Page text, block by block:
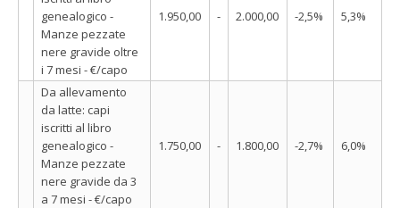
genealogico -
Manze pezzate
nere gravide oltre
i 7 mesi - €/capo
1.950,00 - 2.000,00 -2,5% 5,3%
Da allevamento
da latte: capi
iscritti al libro
genealogico -
Manze pezzate
nere gravide da 3
a 7 mesi - €/capo
1.750,00 - 1.800,00 -2,7% 6,0%